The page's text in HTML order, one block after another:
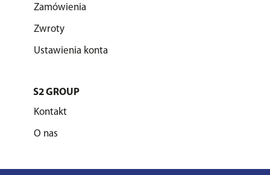
Zamówienia
Zwroty
Ustawienia konta
S2 GROUP
Kontakt
O nas